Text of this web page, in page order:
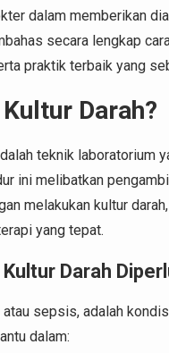
dalam memberikan
secara lengkap
praktik terbaik yang
Darah?
teknik laboratorium
ini melibatkan
melakukan kultur
yang tepat.
Darah
sepsis, adalah
dalam: